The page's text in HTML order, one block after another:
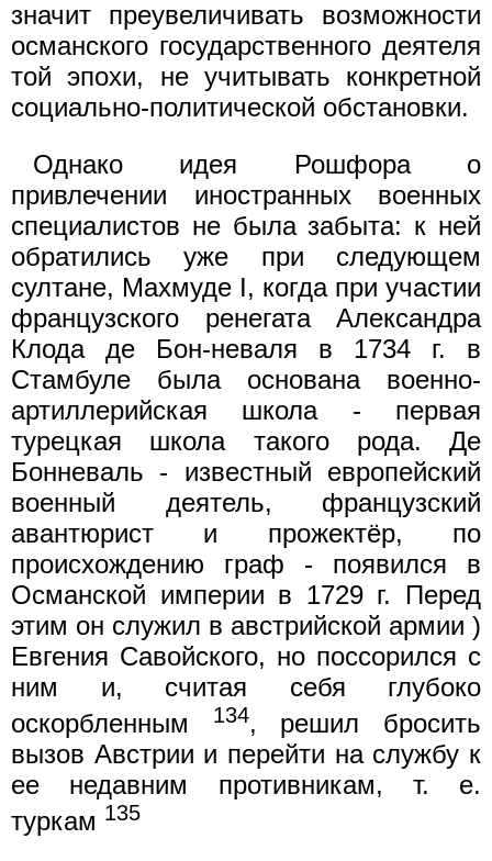
значит преувеличивать возможности
османского государственного деятеля
той эпохи, не учитывать конкретной
социально-политической обстановки.
Однако идея Рошфора о
привлечении иностранных военных
специалистов не была забыта: к ней
обратились уже при следующем
султане, Махмуде I, когда при участии
французского ренегата Александра
Клода де Бон-неваля в 1734 г. в
Стамбуле была основана военно-
артиллерийская школа - первая
турецкая школа такого рода. Де
Бонневаль - известный европейский
военный деятель, французский
авантюрист и прожектёр, по
происхождению граф - появился в
Османской империи в 1729 г. Перед
этим он служил в австрийской армии )
Евгения Савойского, но поссорился с
ним и, считая себя глубоко
оскорбленным
134, решил бросить
вызов Австрии и перейти на службу к
ее недавним противникам, т. е.
туркам 135